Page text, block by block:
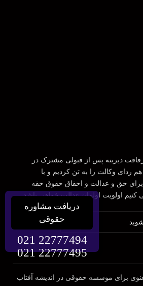
دیرینه پس از قبولی مشترک در
ردای وکالت را به تن کردیم و با
برای حق و عدالت و احقاق حقوق حقه
اولویت اولمان عدالت خواهی باشد.
برای موسسه حقوقی در اندیشه آفتاب
دریافت مشاوره
حقوقی
021 22777494
021 22777495